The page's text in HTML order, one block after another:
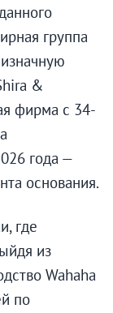
группа
&
фирма с 34-
года —
основания.
где
из
Wahaha
по